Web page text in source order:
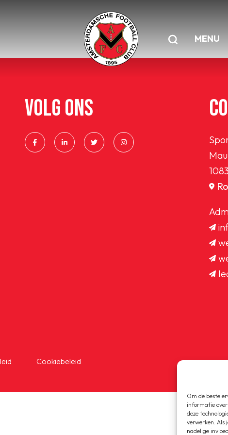
Om de beste
informatie
deze
verwerken. Als
nadelige
MENU
VOLG ONS
Cookiebeleid